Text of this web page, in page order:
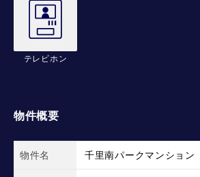
テレビホン
物件概要
物件名 千里南パークマンション